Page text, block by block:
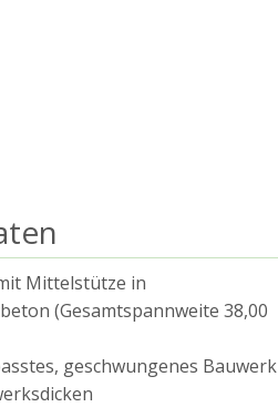
Mittelstütze in
(Gesamtspannweite 38,00
geschwungenes Bauwerk